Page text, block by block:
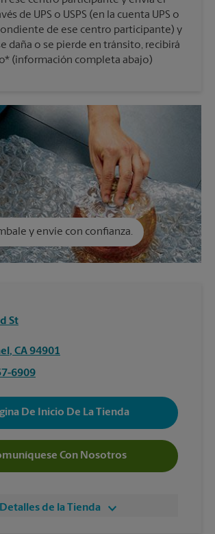
de UPS o USPS (en la cuenta UPS o
de ese centro participante) y
daña o se pierde en tránsito, recibirá
(información completa abajo)
y envíe con confianza.
St
, CA94901
6909
De Inicio De La Tienda
Con Nosotros
Detalles de la Tienda